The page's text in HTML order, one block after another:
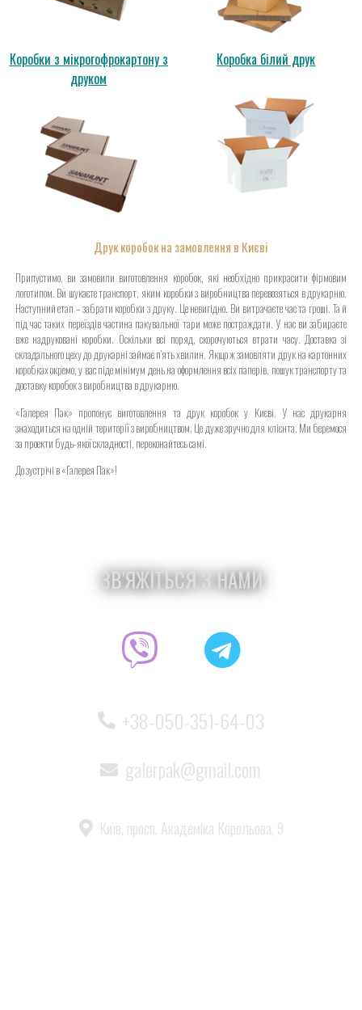
Коробки з мікрогофрокартону з
друком
Коробка білий друк
Друк коробок на замовлення в Києві
Припустимо, ви замовили виготовлення коробок, які необхідно прикрасити фірмовим
логотипом. Ви шукаєте транспорт, яким коробки з виробництва перевозяться в друкарню.
Наступний етап – забрати коробки з друку. Це невигідно. Ви витрачаєте час та гроші. Та й
під час таких переїздів частина пакувальної тари може постраждати. У нас ви забираєте
вже надруковані коробки. Оскільки всі поряд, скорочуються втрати часу. Доставка зі
складального цеху до друкарні займає п’ять хвилин. Якщо ж замовляти друк на картонних
коробках окремо, у вас піде мінімум день на оформлення всіх паперів, пошук транспорту та
доставку коробок з виробництва в друкарню.
«Галерея Пак» пропонує виготовлення та друк коробок у Києві. У нас друкарня
знаходиться на одній території з виробництвом. Це дуже зручно для клієнта. Ми беремося
за проекти будь-якої складності, переконайтесь самі.
До зустрічі в «Галерея Пак»!
ЗВ'ЯЖІТЬСЯ З НАМИ
+38-050-351-64-03
galerpak@gmail.com
Київ, просп. Академіка Корольова, 9